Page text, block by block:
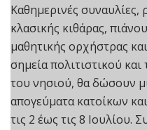
Καθημερινές συναυλίες,
κλασικής κιθάρας,
μαθητικής ορχήστρας
σημεία πολιτιστικού
του νησιού, θα δώσουν
απογεύματα κατοίκων
τις 2 έως τις 8 Ιουλίου.